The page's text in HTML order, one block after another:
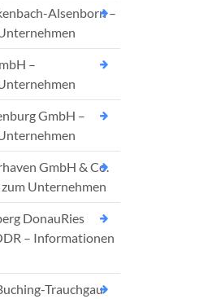
Alsenborn –
–
GmbH –
GmbH & Co.
Unternehmen
DonauRies
– Informationen
Trauchgau